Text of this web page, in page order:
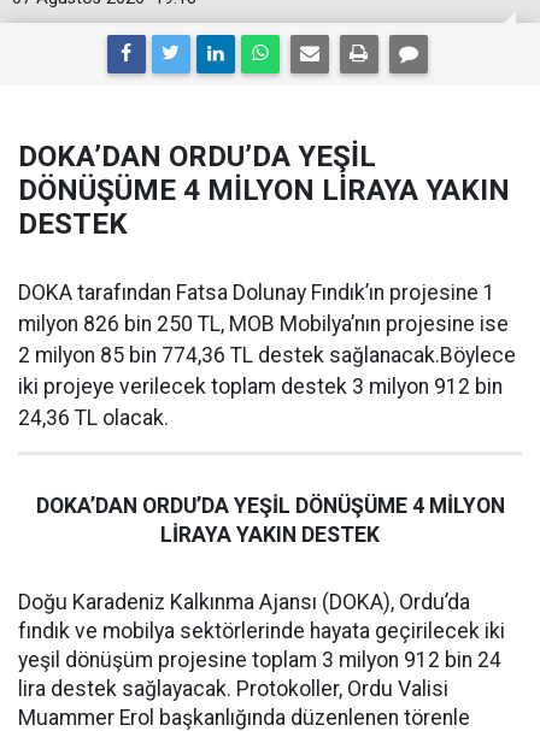
DOKA’DAN ORDU’DA YEŞİL
DÖNÜŞÜME 4 MİLYON LİRAYA YAKIN
DESTEK
DOKA tarafından Fatsa Dolunay Fındık’ın projesine 1
milyon 826 bin 250 TL, MOB Mobilya’nın projesine ise
2 milyon 85 bin 774,36 TL destek sağlanacak.Böylece
iki projeye verilecek toplam destek 3 milyon 912 bin
24,36 TL olacak.
DOKA’DAN ORDU’DA YEŞİL DÖNÜŞÜME 4 MİLYON
LİRAYA YAKIN DESTEK
Doğu Karadeniz Kalkınma Ajansı (DOKA), Ordu’da
fındık ve mobilya sektörlerinde hayata geçirilecek iki
yeşil dönüşüm projesine toplam 3 milyon 912 bin 24
lira destek sağlayacak. Protokoller, Ordu Valisi
Muammer Erol başkanlığında düzenlenen törenle